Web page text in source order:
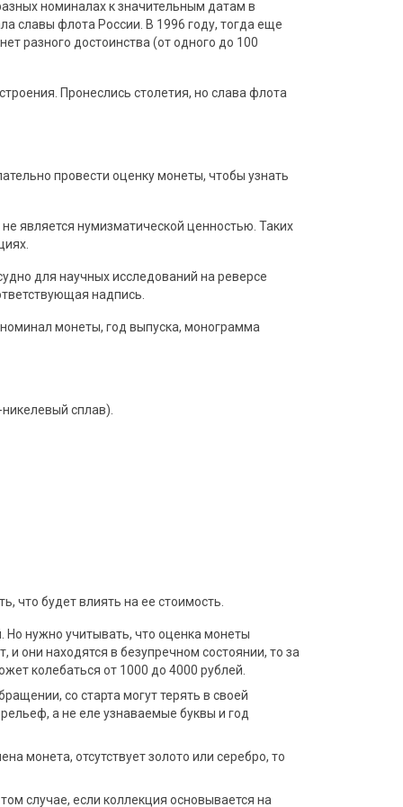
номиналах к значительным датам в
славы флота России. В 1996 году, тогда еще
разного достоинства (от одного до 100
Пронеслись столетия, но слава флота
провести оценку монеты, чтобы узнать
является нумизматической ценностью. Таких
для научных исследований на реверсе
надпись.
монеты, год выпуска, монограмма
сплав).
что будет влиять на ее стоимость.
нужно учитывать, что оценка монеты
и они находятся в безупречном состоянии, то за
колебаться от 1000 до 4000 рублей.
со старта могут терять в своей
а не еле узнаваемые буквы и год
монета, отсутствует золото или серебро, то
случае, если коллекция основывается на